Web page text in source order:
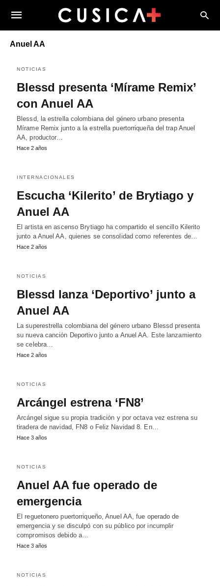
Anuel AA
NOTICIAS
Blessd presenta ‘Mírame Remix’
con Anuel AA
Blessd, la estrella colombiana del género urbano presenta
Mírame Remix junto a la estrella puertorriqueña del trap Anuel
AA, productor…
Hace 2 años
INTERNACIONALES
Escucha ‘Kilerito’ de Brytiago y
Anuel AA
El artista en ascenso Brytiago ha compartido el sencillo Kilerito
junto a Anuel AA, quienes se consolidad como referentes de…
Hace 2 años
NOTICIAS
Blessd lanza ‘Deportivo’ junto a
Anuel AA
La superestrella colombiana del género urbano Blessd presenta
su nueva canción Deportivo junto a Anuel AA. Este lanzamiento
se celebra…
Hace 2 años
NOTICIAS
Arcángel estrena ‘FN8’
Arcángel sigue su propia tradición y por octava vez estrena su
tiradera de navidad, FN8 o Feliz Navidad 8. En…
Hace 3 años
NOTICIAS
Anuel AA fue operado de
emergencia
El reguetonero puertorriqueño, Anuel AA, fue operado de
emergencia y se disculpó con su público por incumplir
compromisos debido a…
Hace 3 años
NOTICIAS